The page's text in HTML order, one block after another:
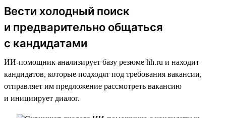
Вести холодный поиск
и предварительно общаться
с кандидатами
ИИ-помощник анализирует базу резюме hh.ru и находит
кандидатов, которые подходят под требования вакансии,
отправляет им предложение рассмотреть вакансию
и инициирует диалог.